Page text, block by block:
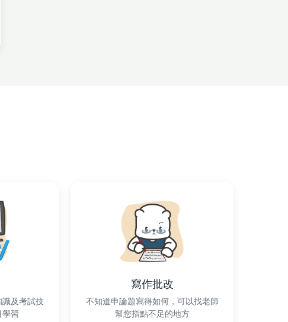
及考試技
習
寫作批改
不知道申論題寫得如何，可以找老師
幫您指點不足的地方